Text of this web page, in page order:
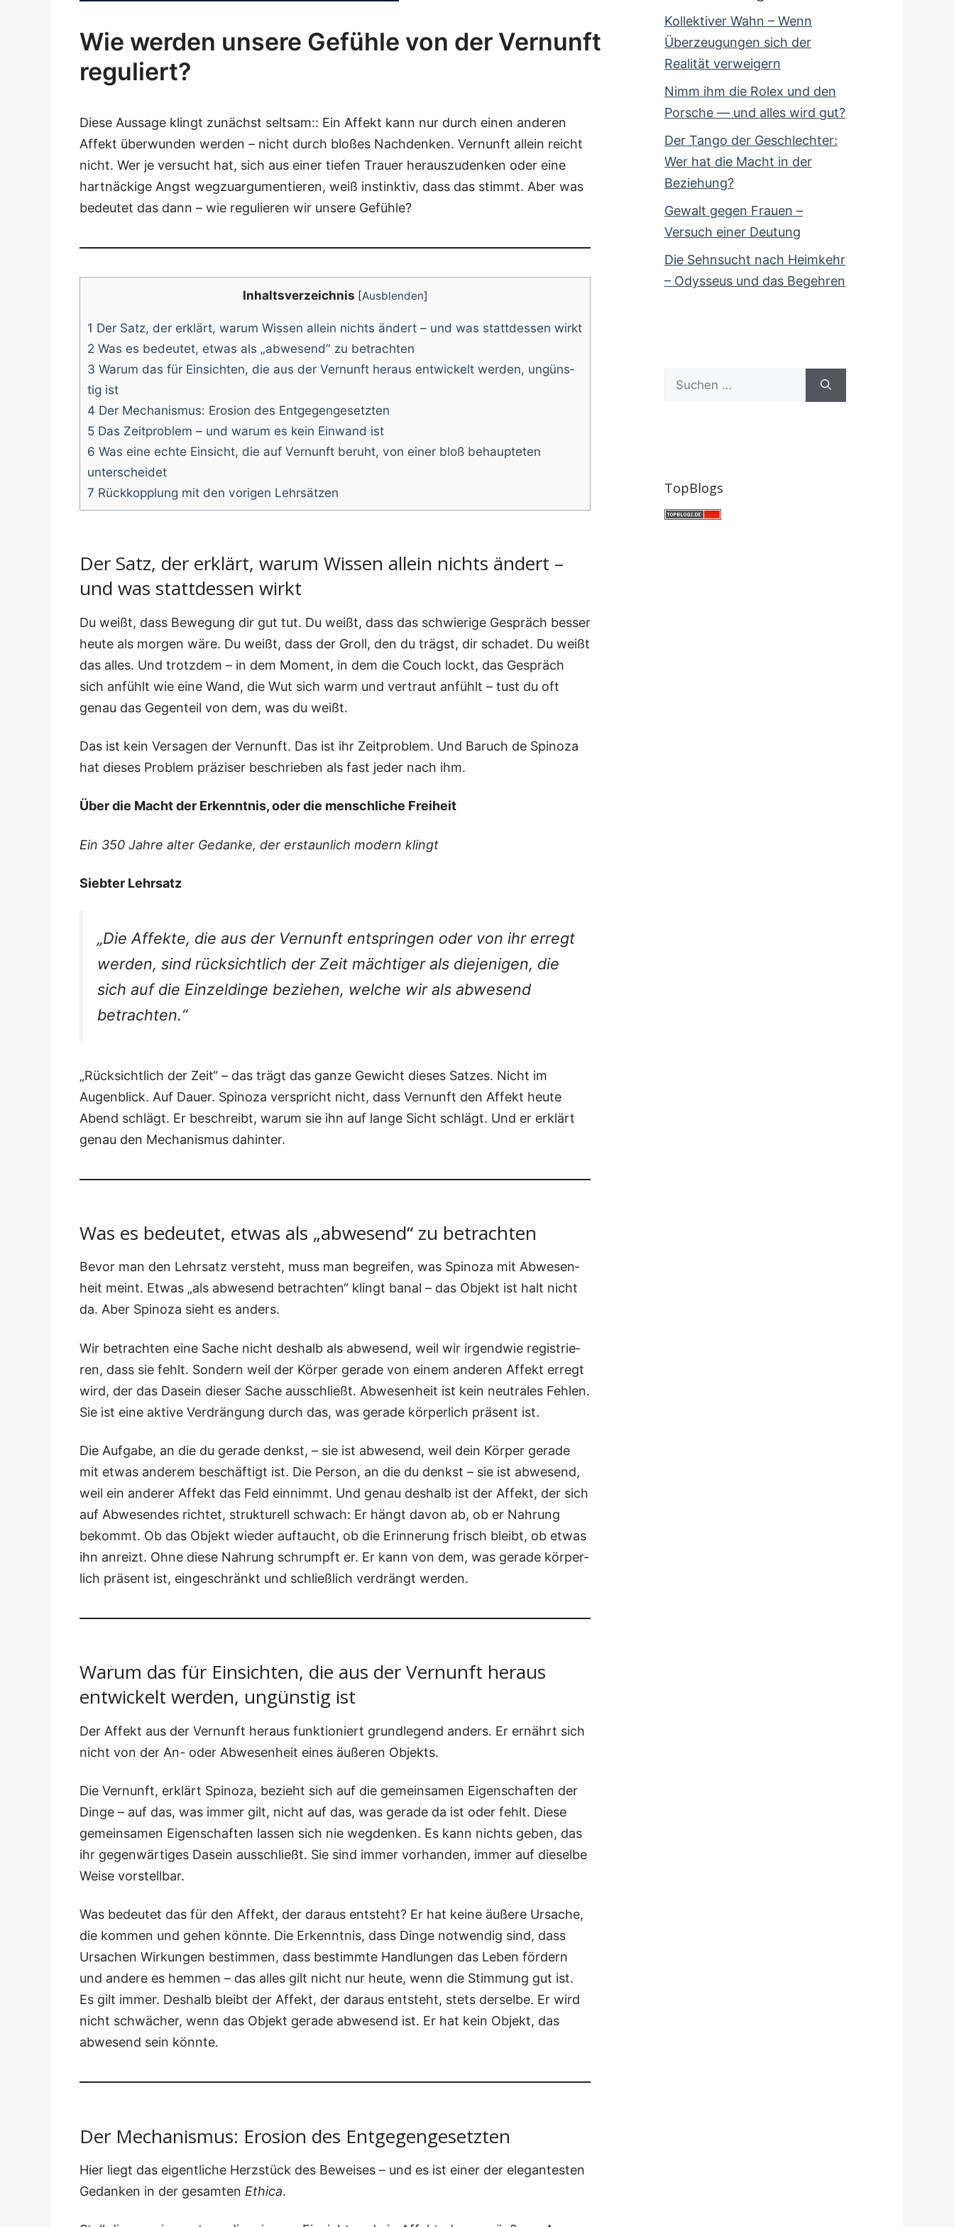
Wie werden unsere Gefühle von der Vernunft
reguliert?
Die­se Aus­sa­ge klingt zunächst selt­sam:: Ein Affekt kann nur durch einen ande­ren
Affekt über­wun­den wer­den – nicht durch blo­ßes Nach­den­ken. Ver­nunft allein reicht
nicht. Wer je ver­sucht hat, sich aus einer tie­fen Trau­er her­aus­zu­den­ken oder eine
hart­nä­cki­ge Angst weg­zu­ar­gu­men­tie­ren, weiß instink­tiv, dass das stimmt. Aber was
bedeu­tet das dann – wie regu­lie­ren wir unse­re Gefühle?
Inhalts­ver­zeich­nis [Ausblenden]
1 Der Satz, der erklärt, war­um Wis­sen allein nichts ändert – und was statt­des­sen wirkt
2 Was es bedeu­tet, etwas als „abwe­send“ zu betrachten
3 War­um das für Ein­sich­ten, die aus der Ver­nunft her­aus ent­wi­ckelt wer­den, ungüns­
tig ist
4 Der Mecha­nis­mus: Ero­si­on des Entgegengesetzten
5 Das Zeit­pro­blem – und war­um es kein Ein­wand ist
6 Was eine ech­te Ein­sicht, die auf Ver­nunft beruht, von einer bloß behaup­te­ten
unterscheidet
7 Rück­kopp­lung mit den vori­gen Lehrsätzen
Der Satz, der erklärt, warum Wissen allein nichts ändert –
und was stattdessen wirkt
Du weißt, dass Bewe­gung dir gut tut. Du weißt, dass das schwie­ri­ge Gespräch bes­ser
heu­te als mor­gen wäre. Du weißt, dass der Groll, den du trägst, dir scha­det. Du weißt
das alles. Und trotz­dem – in dem Moment, in dem die Couch lockt, das Gespräch
sich anfühlt wie eine Wand, die Wut sich warm und ver­traut anfühlt – tust du oft
genau das Gegen­teil von dem, was du weißt.
Das ist kein Ver­sa­gen der Ver­nunft. Das ist ihr Zeit­pro­blem. Und Baruch de Spi­no­za
hat die­ses Pro­blem prä­zi­ser beschrie­ben als fast jeder nach ihm.
Über die Macht der Erkennt­nis, oder die mensch­li­che Freiheit
Ein 350 Jah­re alter Gedan­ke, der erstaun­lich modern klingt
Sieb­ter Lehrsatz
„Die Affek­te, die aus der Ver­nunft ent­sprin­gen oder von ihr erregt
wer­den, sind rück­sicht­lich der Zeit mäch­ti­ger als die­je­ni­gen, die
sich auf die Ein­zel­din­ge bezie­hen, wel­che wir als abwe­send
betrachten.“
„Rück­sicht­lich der Zeit“ – das trägt das gan­ze Gewicht die­ses Sat­zes. Nicht im
Augen­blick. Auf Dau­er. Spi­no­za ver­spricht nicht, dass Ver­nunft den Affekt heu­te
Abend schlägt. Er beschreibt, war­um sie ihn auf lan­ge Sicht schlägt. Und er erklärt
genau den Mecha­nis­mus dahinter.
Was es bedeutet, etwas als „abwesend“ zu betrachten
Bevor man den Lehr­satz ver­steht, muss man begrei­fen, was Spi­no­za mit Abwe­sen­
heit meint. Etwas „als abwe­send betrach­ten“ klingt banal – das Objekt ist halt nicht
da. Aber Spi­no­za sieht es anders.
Wir betrach­ten eine Sache nicht des­halb als abwe­send, weil wir irgend­wie regis­trie­
ren, dass sie fehlt. Son­dern weil der Kör­per gera­de von einem ande­ren Affekt erregt
wird, der das Dasein die­ser Sache aus­schließt. Abwe­sen­heit ist kein neu­tra­les Feh­len.
Sie ist eine akti­ve Ver­drän­gung durch das, was gera­de kör­per­lich prä­sent ist.
Die Auf­ga­be, an die du gera­de denkst, – sie ist abwe­send, weil dein Kör­per gera­de
mit etwas ande­rem beschäf­tigt ist. Die Per­son, an die du denkst – sie ist abwe­send,
weil ein ande­rer Affekt das Feld ein­nimmt. Und genau des­halb ist der Affekt, der sich
auf Abwe­sen­des rich­tet, struk­tu­rell schwach: Er hängt davon ab, ob er Nah­rung
bekommt. Ob das Objekt wie­der auf­taucht, ob die Erin­ne­rung frisch bleibt, ob etwas
ihn anreizt. Ohne die­se Nah­rung schrumpft er. Er kann von dem, was gera­de kör­per­
lich prä­sent ist, ein­ge­schränkt und schließ­lich ver­drängt werden.
Warum das für Einsichten, die aus der Vernunft heraus
entwickelt werden, ungünstig ist
Der Affekt aus der Ver­nunft her­aus funk­tio­niert grund­le­gend anders. Er ernährt sich
nicht von der An- oder Abwe­sen­heit eines äuße­ren Objekts.
Die Ver­nunft, erklärt Spi­no­za, bezieht sich auf die gemein­sa­men Eigen­schaf­ten der
Din­ge – auf das, was immer gilt, nicht auf das, was gera­de da ist oder fehlt. Die­se
gemein­sa­men Eigen­schaf­ten las­sen sich nie weg­den­ken. Es kann nichts geben, das
ihr gegen­wär­ti­ges Dasein aus­schließt. Sie sind immer vor­han­den, immer auf die­sel­be
Wei­se vorstellbar.
Was bedeu­tet das für den Affekt, der dar­aus ent­steht? Er hat kei­ne äuße­re Ursa­che,
die kom­men und gehen könn­te. Die Erkennt­nis, dass Din­ge not­wen­dig sind, dass
Ursa­chen Wir­kun­gen bestim­men, dass bestimm­te Hand­lun­gen das Leben för­dern
und ande­re es hem­men – das alles gilt nicht nur heu­te, wenn die Stim­mung gut ist.
Es gilt immer. Des­halb bleibt der Affekt, der dar­aus ent­steht, stets der­sel­be. Er wird
nicht schwä­cher, wenn das Objekt gera­de abwe­send ist. Er hat kein Objekt, das
abwe­send sein könnte.
Der Mechanismus: Erosion des Entgegengesetzten
Hier liegt das eigent­li­che Herz­stück des Bewei­ses – und es ist einer der ele­gan­tes­ten
Gedan­ken in der gesam­ten Ethi­ca.
Kollektiver Wahn – Wenn
Überzeugungen sich der
Realität verweigern
Nimm ihm die Rolex und den
Porsche — und alles wird gut?
Der Tango der Geschlechter:
Wer hat die Macht in der
Beziehung?
Gewalt gegen Frauen –
Versuch einer Deutung
Die Sehnsucht nach Heimkehr
– Odysseus und das Begehren
Suchen
TopBlogs